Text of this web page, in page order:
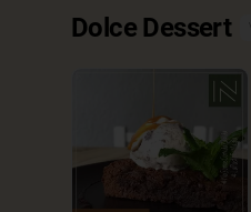
Dolce Dessert